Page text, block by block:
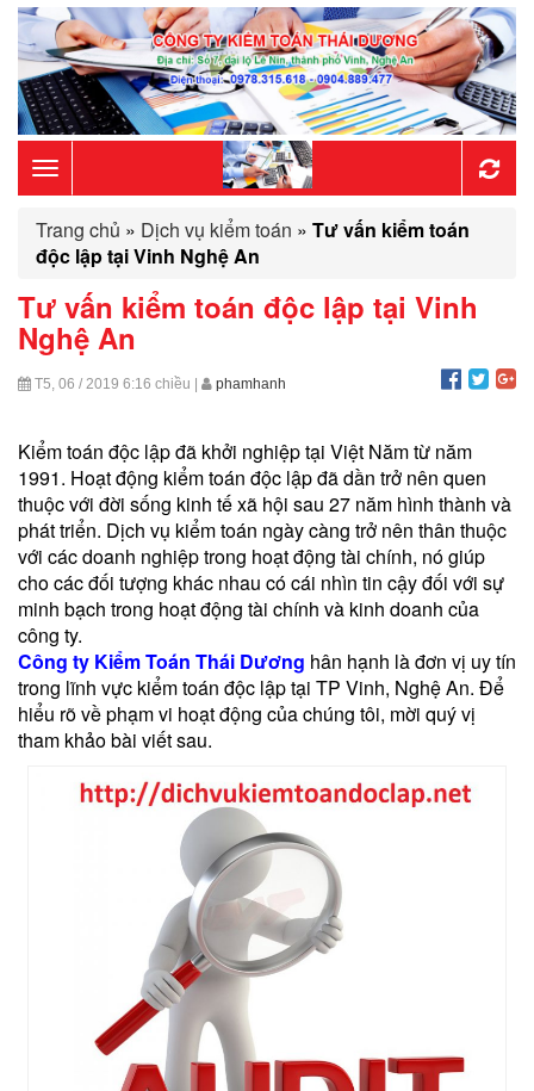
Toggle
navigation
Trang chủ » Dịch vụ kiểm toán » Tư vấn kiểm toán
độc lập tại Vinh Nghệ An
Tư vấn kiểm toán độc lập tại Vinh
Nghệ An
T5, 06 / 2019 6:16 chiều | phamhanh
Kiểm toán độc lập đã khởi nghiệp tại Việt Năm từ năm
1991. Hoạt động kiểm toán độc lập đã dần trở nên quen
thuộc với đời sống kinh tế xã hội sau 27 năm hình thành và
phát triển. Dịch vụ kiểm toán ngày càng trở nên thân thuộc
với các doanh nghiệp trong hoạt động tài chính, nó giúp
cho các đối tượng khác nhau có cái nhìn tin cậy đối với sự
minh bạch trong hoạt động tài chính và kinh doanh của
công ty.
Công ty Kiểm Toán Thái Dương hân hạnh là đơn vị uy tín
trong lĩnh vực kiểm toán độc lập tại TP Vinh, Nghệ An. Để
hiểu rõ về phạm vi hoạt động của chúng tôi, mời quý vị
tham khảo bài viết sau.